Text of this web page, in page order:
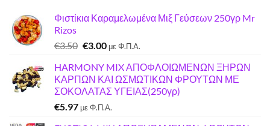
Φιστίκια Καραμελωμένα Μιξ Γεύσεων 250γρ Mr
Rizos
€3.50 Original
was:
€3.50.
€3.00Η
τιμή
είναι:
€3.00.
με Φ.Π.Α.
HARMONY MIX ΑΠΟΦΛΟΙΩΜΕΝΩΝ ΞΗΡΩΝ
ΚΑΡΠΩΝ ΚΑΙ ΩΣΜΩΤΙΚΩΝ ΦΡΟΥΤΩΝ ΜΕ
ΣΟΚΟΛΑΤΑΣ ΥΓΕΙΑΣ(250γρ)
€5.97 με Φ.Π.Α.